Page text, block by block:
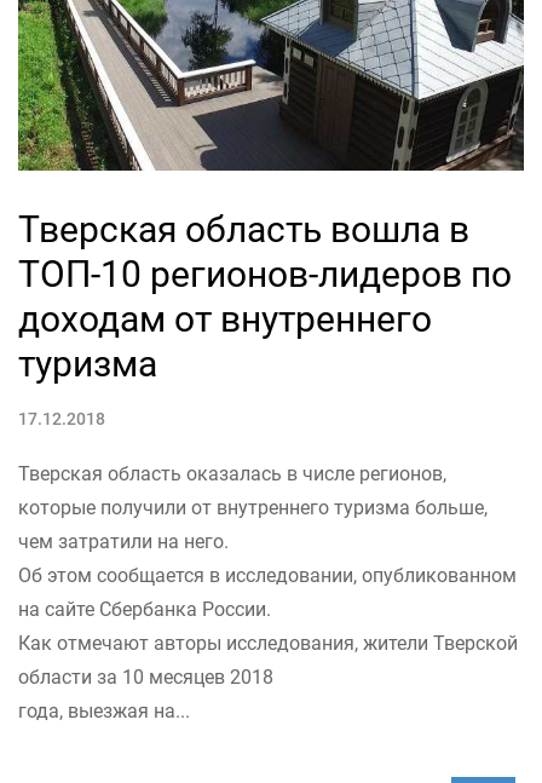
Тверская область вошла в
ТОП-10 регионов-лидеров по
доходам от внутреннего
туризма
17.12.2018
Тверская область оказалась в числе регионов,
которые получили от внутреннего туризма больше,
чем затратили на него.
Об этом сообщается в исследовании, опубликованном
на сайте Сбербанка России.
Как отмечают авторы исследования, жители Тверской
области за 10 месяцев 2018
года, выезжая на...